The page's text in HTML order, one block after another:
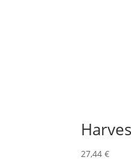
27,44€